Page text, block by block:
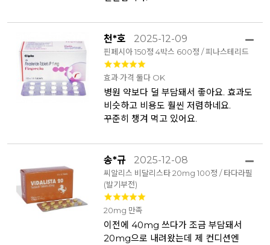
천*호 2025-12-09
핀페시아 150정 4박스 600정 / 피나스테리드
효과·가격 둘다 OK
병원 약보다 덜 부담돼서 좋아요. 효과도
비슷하고 비용도 훨씬 저렴하네요.
꾸준히 챙겨 먹고 있어요.
송*규 2025-12-08
씨알리스 비달리스타 20mg 100정 / 타다라필
(발기부전)
20mg 만족
이전에 40mg 쓰다가 조금 부담돼서
20mg으로 내려왔는데 제 컨디션엔